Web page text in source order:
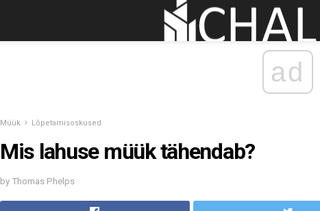
ad
Müük Lõpetamisoskused
Mis lahuse müük tähendab?
by Thomas Phelps